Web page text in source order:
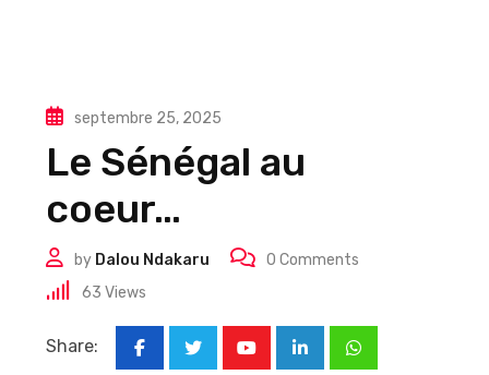
septembre 25, 2025
Le Sénégal au
coeur…
by Dalou Ndakaru 0 Comments
63 Views
Share:
LinkedInWhatsapp